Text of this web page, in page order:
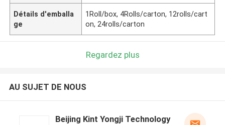
Détails d'emballa
ge
1Roll/box, 4Rolls/carton, 12rolls/cart
on, 24rolls/carton
Regardez plus
AU SUJET DE NOUS
Beijing Kint Yongji Technology